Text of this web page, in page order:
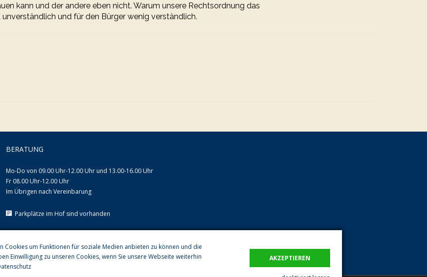
kann und der andere eben nicht. Warum unsere Rechtsordnung das
und für den Bürger wenig verständlich.
BERATUNG
Mo-Do von 09.00 Uhr-12.00 Uhr und 13.00-16.00 Uhr
Fr 08.00 Uhr-12.00 Uhr
Im Übrigen nach Vereinbarung
Parkplätze im Hof sind vorhanden
Cookies um Funktionen für soziale Medien anbieten zu können und die
Einwilligung zu unseren Cookies, wenn Sie unsere Webseite weiterhin
AKZEPTIEREN